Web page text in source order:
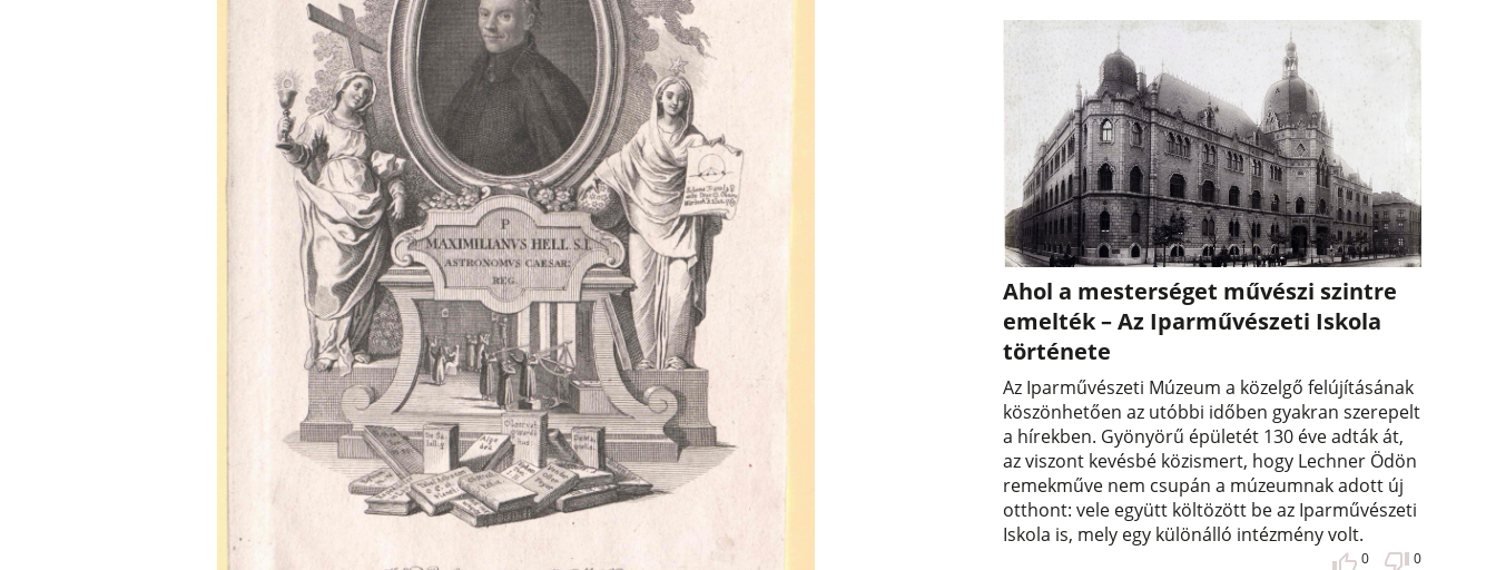
Ahol a mesterséget művészi szintre
emelték – Az Iparművészeti Iskola
története
Az Iparművészeti Múzeum a közelgő felújításának
köszönhetően az utóbbi időben gyakran szerepelt
a hírekben. Gyönyörű épületét 130 éve adták át,
az viszont kevésbé közismert, hogy Lechner Ödön
remekműve nem csupán a múzeumnak adott új
otthont: vele együtt költözött be az Iparművészeti
Iskola is, mely egy különálló intézmény volt.
0 0